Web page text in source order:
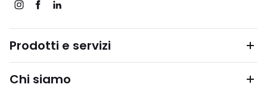
Prodotti e servizi
Chi siamo